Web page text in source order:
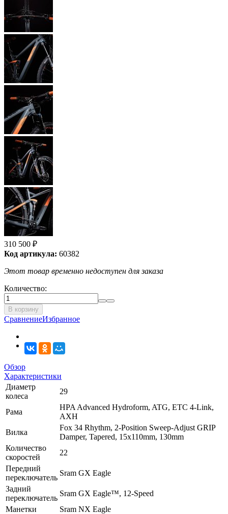
310 500 ₽
Код артикула: 60382
Этот товар временно недоступен для заказа
Количество:
В корзину
СравнениеИзбранное
Обзор
Характеристики
Диаметр
колеса
29
Рама
HPA Advanced Hydroform, ATG, ETC 4-Link,
AXH
Вилка
Fox 34 Rhythm, 2-Position Sweep-Adjust GRIP
Damper, Tapered, 15x110mm, 130mm
Количество
скоростей
22
Передний
переключатель
Sram GX Eagle
Задний
переключатель
Sram GX Eagle™, 12-Speed
Манетки
Sram NX Eagle